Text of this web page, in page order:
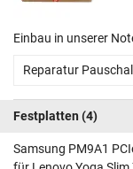
Einbau in unserer
Reparatur
Festplatten (4)
Samsung PM9A1